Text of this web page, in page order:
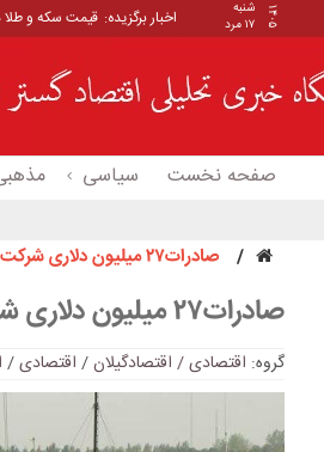
۱۴۰۵
شنبه
۱۷ مرد
اخبار برگزیده: قیمت سکه و طلا
صفحه نخست سیاسی
صادرات۲۷ میلیون دلاری شرکت های تعاونی گیلان
صادرات۲۷ میلیون دلاری شرکت های تعاونی گیلان
گروه: اقتصادی / اقتصادگیلان/ اقتصادی/